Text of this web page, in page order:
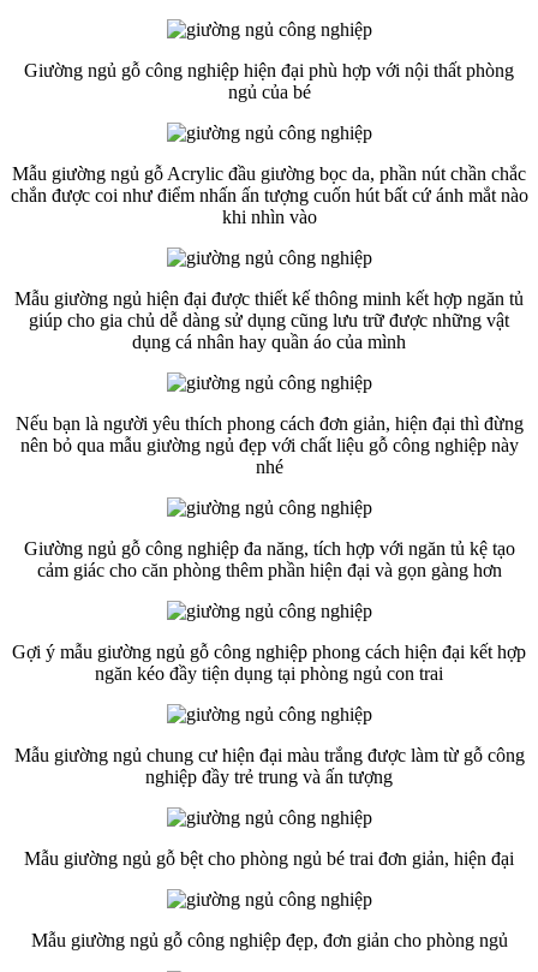
Giường ngủ gỗ công nghiệp hiện đại phù hợp với nội thất phòng
ngủ của bé
Mẫu giường ngủ gỗ Acrylic đầu giường bọc da, phần nút chần chắc
chắn được coi như điểm nhấn ấn tượng cuốn hút bất cứ ánh mắt nào
khi nhìn vào
Mẫu giường ngủ hiện đại được thiết kế thông minh kết hợp ngăn tủ
giúp cho gia chủ dễ dàng sử dụng cũng lưu trữ được những vật
dụng cá nhân hay quần áo của mình
Nếu bạn là người yêu thích phong cách đơn giản, hiện đại thì đừng
nên bỏ qua mẫu giường ngủ đẹp với chất liệu gỗ công nghiệp này
nhé
Giường ngủ gỗ công nghiệp đa năng, tích hợp với ngăn tủ kệ tạo
cảm giác cho căn phòng thêm phần hiện đại và gọn gàng hơn
Gợi ý mẫu giường ngủ gỗ công nghiệp phong cách hiện đại kết hợp
ngăn kéo đầy tiện dụng tại phòng ngủ con trai
Mẫu giường ngủ chung cư hiện đại màu trắng được làm từ gỗ công
nghiệp đầy trẻ trung và ấn tượng
Mẫu giường ngủ gỗ bệt cho phòng ngủ bé trai đơn giản, hiện đại
Mẫu giường ngủ gỗ công nghiệp đẹp, đơn giản cho phòng ngủ